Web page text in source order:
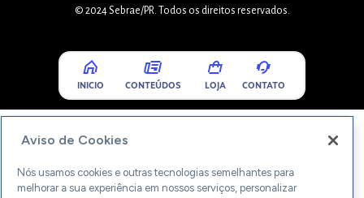
© 2024 Sebrae/PR. Todos os direitos reservados.
INICIO CONTEÚDOS LOJA CONTATO
Aviso de Cookies
Nós usamos cookies e outras tecnologias semelhantes para
melhorar a sua experiência em nossos serviços, personalizar